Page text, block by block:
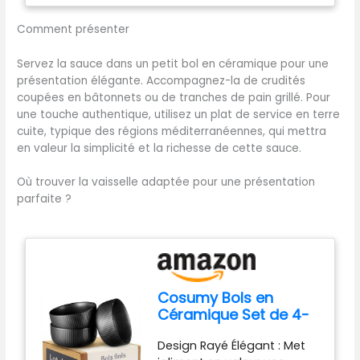
vitesses et gobelet doseur
évite les éclaboussures et
plus agréable DESIGN
CONFORTABLE : Une
poignée ergonomique
avec une prise en main
texturée, pour expérience
plus facile et plus
utilisation fréquente
REPARABILITE 15 ANS AU
JUSTE PRIX : engagement
de réparabilité 15 ans au
juste prix grâce à notre
réseau de 6200 réparateurs
contribuer à la protection
Comment présenter
Servez la sauce dans un petit bol en céramique pour une
présentation élégante. Accompagnez-la de crudités
coupées en bâtonnets ou de tranches de pain grillé. Pour
une touche authentique, utilisez un plat de service en terre
cuite, typique des régions méditerranéennes, qui mettra
en valeur la simplicité et la richesse de cette sauce.
Où trouver la vaisselle adaptée pour une présentation
parfaite ?
Cosumy Bols en
Céramique Set de 4-
Dejeuner - Bol a
Design Rayé Élégant : Met